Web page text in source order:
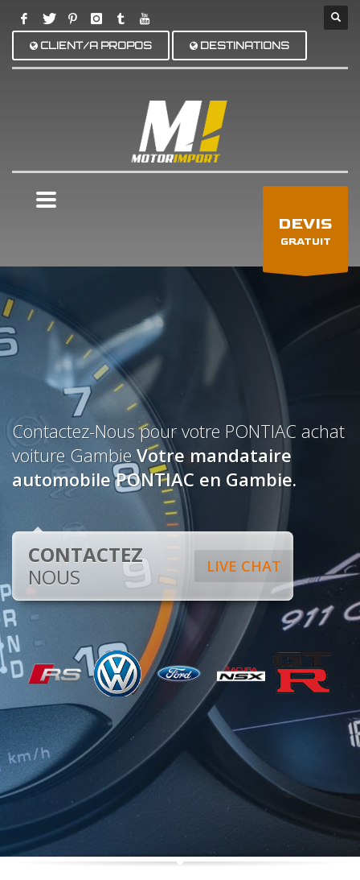
CLIENT/A PROPOS DESTINATIONS
DEVIS
GRATUIT
Contactez-Nous pour votre PONTIAC achat
voiture GambieVotre mandataire
automobile PONTIAC en Gambie.
LIVE CHAT
CONTACTEZ
NOUS